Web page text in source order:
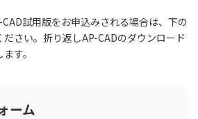
試用版をお申込みされる場合は、下の
さい。折り返しAP-CADのダウンロード
す。
ーム